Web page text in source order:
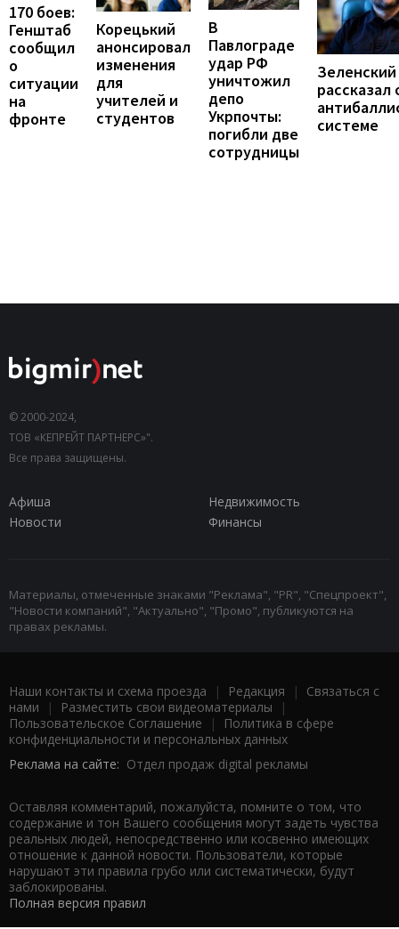
170 боев:
Генштаб
сообщил
о
ситуации
на
фронте
Корецький
анонсировал
изменения
для
учителей и
студентов
В
Павлограде
удар РФ
уничтожил
депо
Укрпочты:
погибли две
сотрудницы
Зеленский
рассказал
системе
© 2000-2024,
ТОВ «КЕПРЕЙТ ПАРТНЕРС»".
Все права защищены.
Афиша
Недвижимость
Новости
Финансы
Материалы, отмеченные знаками "Реклама", "PR", "Спецпроект",
"Новости компаний", "Актуально", "Промо", публикуются на
правах рекламы.
Наши контакты и схема проезда | Редакция | Связаться с
нами | Разместить свои видеоматериалы |
Пользовательское Соглашение |
Политика в сфере
конфиденциальности и персональных данных
Реклама на сайте: Отдел продаж digital рекламы
Оставляя комментарий, пожалуйста, помните о том, что
содержание и тон Вашего сообщения могут задеть чувства
реальных людей, непосредственно или косвенно имеющих
отношение к данной новости. Пользователи, которые
нарушают эти правила грубо или систематически, будут
заблокированы.
Полная версия правил